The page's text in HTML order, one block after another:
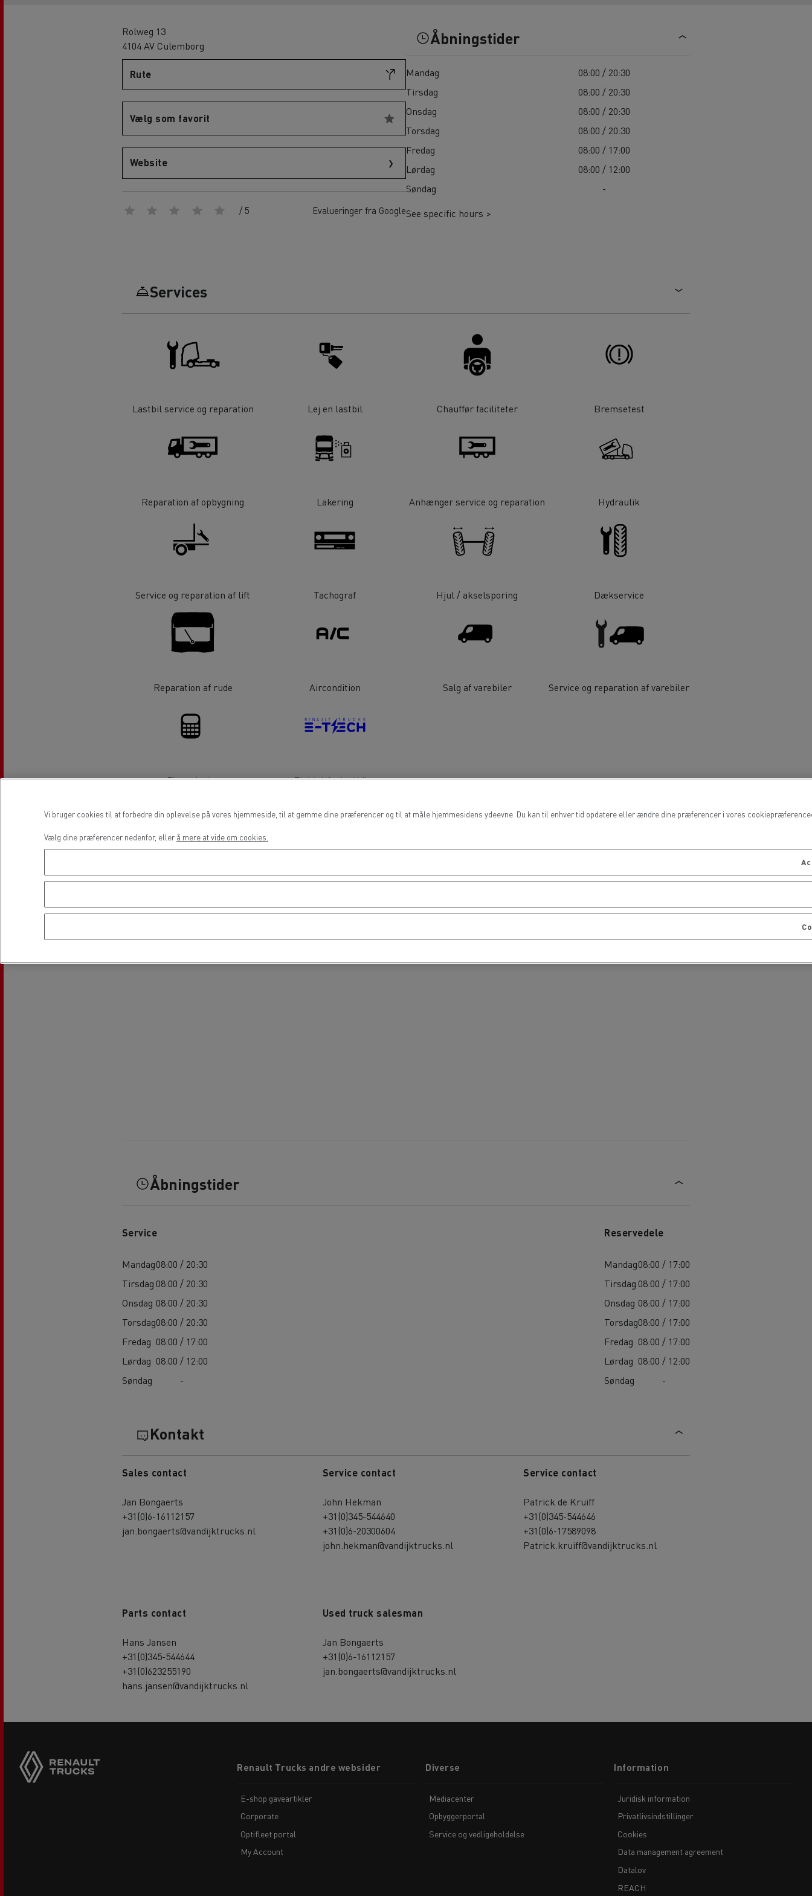
Renault Trucks varevogn: din allierede i hverdagen
Betontransport
Bygge-og-anlaegsopgaver
Materiale transport
Renault Trucks E-Tech D Wide LEC
Renault Trucks E-Tech D 14t
RENAULT TRUCKS E-Tech D
Komplet guide til vedligeholdelse af elektriske
lastbiler
Rolweg 13
4104 AV Culemborg
Rute
Vælg som favorit
Website
/ 5 Evalueringer fra Google
Åbningstider
Mandag
08:00 / 20:30
Tirsdag
08:00 / 20:30
Onsdag
08:00 / 20:30
Torsdag
08:00 / 20:30
Fredag
08:00 / 17:00
Lørdag
08:00 / 12:00
Søndag
-
See specific hours >
Services
Lastbil service og reparation Lej en lastbil Chauffør faciliteter Bremsetest
Reparation af opbygning Lakering Anhænger service og reparation Hydraulik
Service og reparation af lift Tachograf Hjul / akselsporing Dækservice
Reparation af rude Aircondition Salg af varebiler Service og reparation af varebiler
Finansiering Elektriske lastbiler
Lokation
Åbningstider
Service
Mandag08:00 / 20:30
Tirsdag 08:00 / 20:30
Onsdag 08:00 / 20:30
Torsdag08:00 / 20:30
Fredag 08:00 / 17:00
Lørdag 08:00 / 12:00
Søndag
-
Reservedele
Mandag08:00 / 17:00
Tirsdag 08:00 / 17:00
Onsdag 08:00 / 17:00
Torsdag08:00 / 17:00
Fredag 08:00 / 17:00
Lørdag 08:00 / 12:00
Søndag
-
Kontakt
Sales contact
Jan Bongaerts
+31(0)6-16112157
jan.bongaerts@vandijktrucks.nl
Service contact
John Hekman
+31(0)345-544640
+31(0)6-20300604
john.hekman@vandijktrucks.nl
Service contact
Patrick de Kruiff
+31(0)345-544646
+31(0)6-17589098
Patrick.kruiff@vandijktrucks.nl
Parts contact
Hans Jansen
+31(0)345-544644
+31(0)623255190
hans.jansen@vandijktrucks.nl
Used truck salesman
Jan Bongaerts
+31(0)6-16112157
jan.bongaerts@vandijktrucks.nl
menuRenault Trucks andre websider
E-shop gaveartikler
Corporate
Optifleet portal
My Account
Diverse
Mediacenter
Opbyggerportal
Service og vedligeholdelse
Information
Juridisk information
Privatlivsindstillinger
Cookies
Data management agreement
Datalov
REACH
Vi bruger cookies til at forbedre din oplevelse på vores hjemmeside, til at gemme dine præferencer og til at måle hjemmesidens ydeevne. Du kan til enhver tid opdatere eller ændre dine præferencer i vores
Vælg dine præferencer nedenfor, eller å mere at vide om cookies.